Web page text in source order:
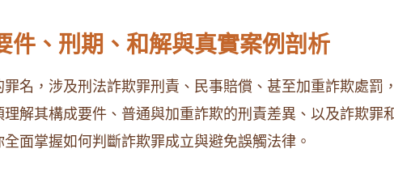
件、刑期、和解與真實案例剖析
名，涉及刑法詐欺罪刑責、民事賠償、甚至加重詐欺處
解其構成要件、普通與加重詐欺的刑責差異、以及詐欺罪
面掌握如何判斷詐欺罪成立與避免誤觸法律。